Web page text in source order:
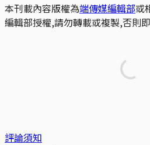
本刊載內容版權為端傳媒編輯部或
編輯部授權,請勿轉載或複製,否則
評論須知